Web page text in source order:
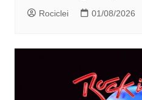
Rociclei 01/08/2026